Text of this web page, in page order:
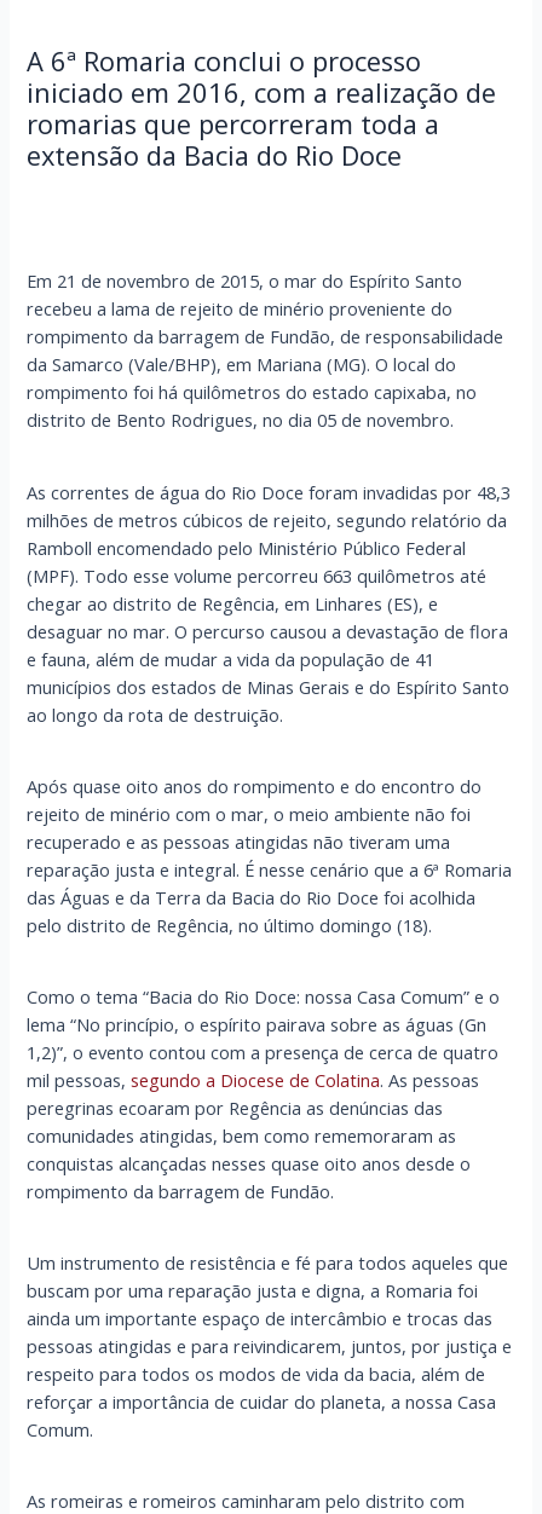
A 6ª Romaria conclui o processo
iniciado em 2016, com a realização de
romarias que percorreram toda a
extensão da Bacia do Rio Doce
Em 21 de novembro de 2015, o mar do Espírito Santo
recebeu a lama de rejeito de minério proveniente do
rompimento da barragem de Fundão, de responsabilidade
da Samarco (Vale/BHP), em Mariana (MG). O local do
rompimento foi há quilômetros do estado capixaba, no
distrito de Bento Rodrigues, no dia 05 de novembro.
As correntes de água do Rio Doce foram invadidas por 48,3
milhões de metros cúbicos de rejeito, segundo relatório da
Ramboll encomendado pelo Ministério Público Federal
(MPF). Todo esse volume percorreu 663 quilômetros até
chegar ao distrito de Regência, em Linhares (ES), e
desaguar no mar. O percurso causou a devastação de flora
e fauna, além de mudar a vida da população de 41
municípios dos estados de Minas Gerais e do Espírito Santo
ao longo da rota de destruição.
Após quase oito anos do rompimento e do encontro do
rejeito de minério com o mar, o meio ambiente não foi
recuperado e as pessoas atingidas não tiveram uma
reparação justa e integral. É nesse cenário que a 6ª Romaria
das Águas e da Terra da Bacia do Rio Doce foi acolhida
pelo distrito de Regência, no último domingo (18).
Como o tema “Bacia do Rio Doce: nossa Casa Comum” e o
lema “No princípio, o espírito pairava sobre as águas (Gn
1,2)”, o evento contou com a presença de cerca de quatro
mil pessoas,segundo a Diocese de Colatina. As pessoas
peregrinas ecoaram por Regência as denúncias das
comunidades atingidas, bem como rememoraram as
conquistas alcançadas nesses quase oito anos desde o
rompimento da barragem de Fundão.
Um instrumento de resistência e fé para todos aqueles que
buscam por uma reparação justa e digna, a Romaria foi
ainda um importante espaço de intercâmbio e trocas das
pessoas atingidas e para reivindicarem, juntos, por justiça e
respeito para todos os modos de vida da bacia, além de
reforçar a importância de cuidar do planeta, a nossa Casa
Comum.
As romeiras e romeiros caminharam pelo distrito com